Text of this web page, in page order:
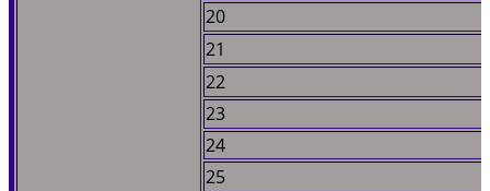
20
21
22
23
24
25